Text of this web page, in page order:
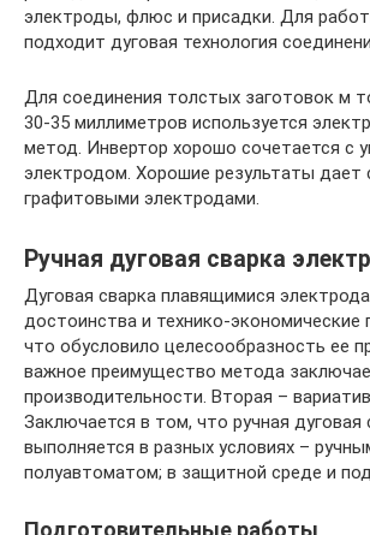
электроды, флюс и присадки. Для
подходит дуговая технология
Для соединения толстых заготовок м
30-35 миллиметров используется
метод. Инвертор хорошо сочетается с
электродом. Хорошие результаты дает
графитовыми электродами.
Ручная дуговая сварка
Дуговая сварка плавящимися
достоинства и технико-экономические
что обусловило целесообразность ее
важное преимущество метода
производительности. Вторая –
Заключается в том, что ручная дуговая
выполняется в разных условиях –
полуавтоматом; в защитной среде и
Подготовительные работы